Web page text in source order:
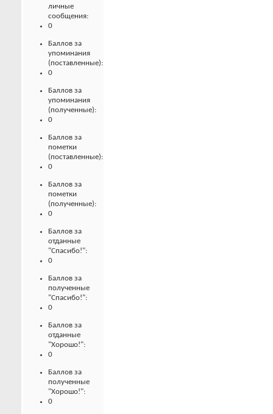
личные
сообщения:
0
Баллов за
упоминания
(поставленные):
0
Баллов за
упоминания
(полученные):
0
Баллов за
пометки
(поставленные):
0
Баллов за
пометки
(полученные):
0
Баллов за
отданные
"Спасибо!":
0
Баллов за
полученные
"Спасибо!":
0
Баллов за
отданные
"Хорошо!":
0
Баллов за
полученные
"Хорошо!":
0